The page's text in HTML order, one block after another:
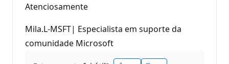
Atenciosamente
Mila.L-MSFT| Especialista em suporte da
comunidade Microsoft